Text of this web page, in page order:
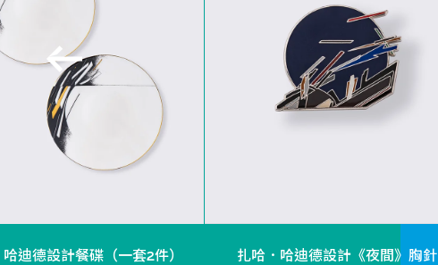
迪德設計餐碟（一套2件） 扎哈．哈迪德設計《夜間》胸針